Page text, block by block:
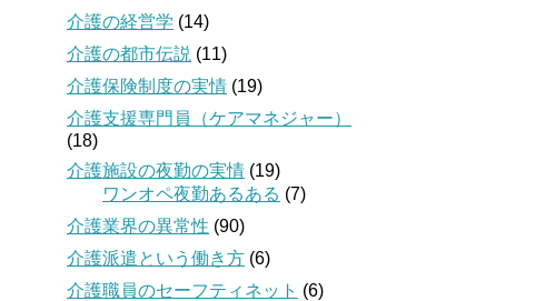
介護の経営学 (14)
介護の都市伝説 (11)
介護保険制度の実情 (19)
介護支援専門員（ケアマネジャー）
(18)
介護施設の夜勤の実情 (19)
ワンオペ夜勤あるある (7)
介護業界の異常性 (90)
介護派遣という働き方 (6)
介護職員のセーフティネット (6)